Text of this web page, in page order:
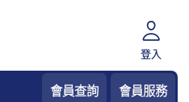
登入
會員查詢 會員服務